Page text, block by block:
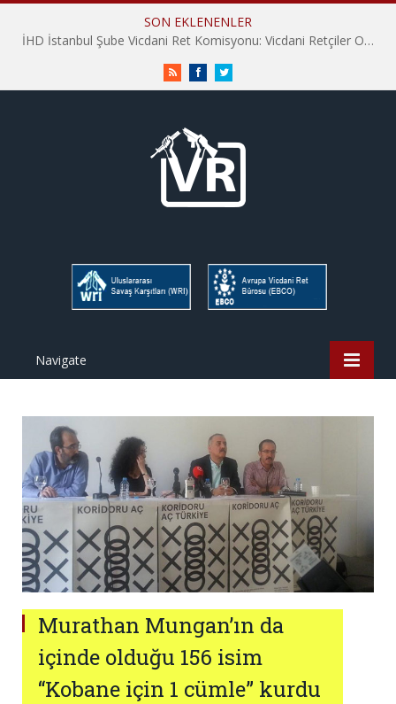
SON EKLENENLER
İHD İstanbul Şube Vicdani Ret Komisyonu: Vicdani Retçiler Olarak Destek İçin Buradayız!
RSS FacebookTwitter
Navigate
Murathan Mungan’ın da
içinde olduğu 156 isim
“Kobane için 1 cümle” kurdu